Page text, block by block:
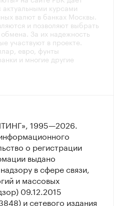
актуальными курсами
валют в банках Москвы.
и позволяют выбрать
За их надежность
участвуют в проекте.
евро, фунты
и многие другие
1995—2026.
о регистрации
выдано
в сфере связи,
и массовых
09.12.2015
и сетевого издания